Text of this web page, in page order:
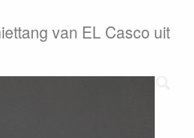
van EL Casco uit